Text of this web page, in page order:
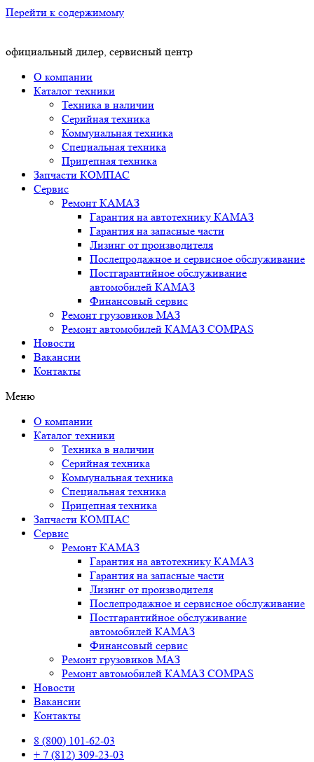
Перейти к содержимому
официальный дилер, сервисный центр
О компании
Каталог техники
Техника в наличии
Серийная техника
Коммунальная техника
Специальная техника
Прицепная техника
Запчасти КОМПАС
Сервис
Ремонт КАМАЗ
Гарантия на автотехнику КАМАЗ
Гарантия на запасные части
Лизинг от производителя
Послепродажное и сервисное обслуживание
Постгарантийное обслуживание
автомобилей КАМАЗ
Финансовый сервис
Ремонт грузовиков МАЗ
Ремонт автомобилей КАМАЗ COMPAS
Новости
Вакансии
Контакты
Меню
О компании
Каталог техники
Техника в наличии
Серийная техника
Коммунальная техника
Специальная техника
Прицепная техника
Запчасти КОМПАС
Сервис
Ремонт КАМАЗ
Гарантия на автотехнику КАМАЗ
Гарантия на запасные части
Лизинг от производителя
Послепродажное и сервисное обслуживание
Постгарантийное обслуживание
автомобилей КАМАЗ
Финансовый сервис
Ремонт грузовиков МАЗ
Ремонт автомобилей КАМАЗ COMPAS
Новости
Вакансии
Контакты
8 (800) 101-62-03
+ 7 (812) 309-23-03